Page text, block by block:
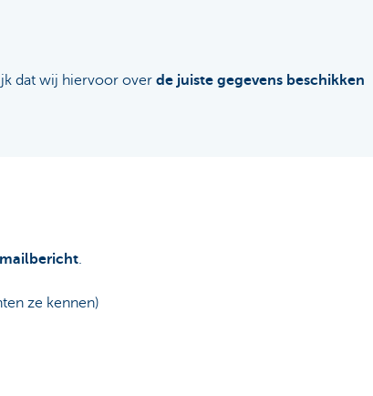
dat wij hiervoor over de juiste gegevens beschikken
.
ze kennen)